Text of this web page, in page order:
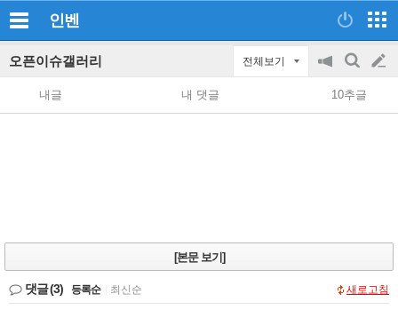
인벤
오픈이슈갤러리 전체보기
공
지
on/off
검
색
글
쓰
내글 내 댓글 10추글
[본문 보기]
댓글(3) 등록순 최신순 새로고침